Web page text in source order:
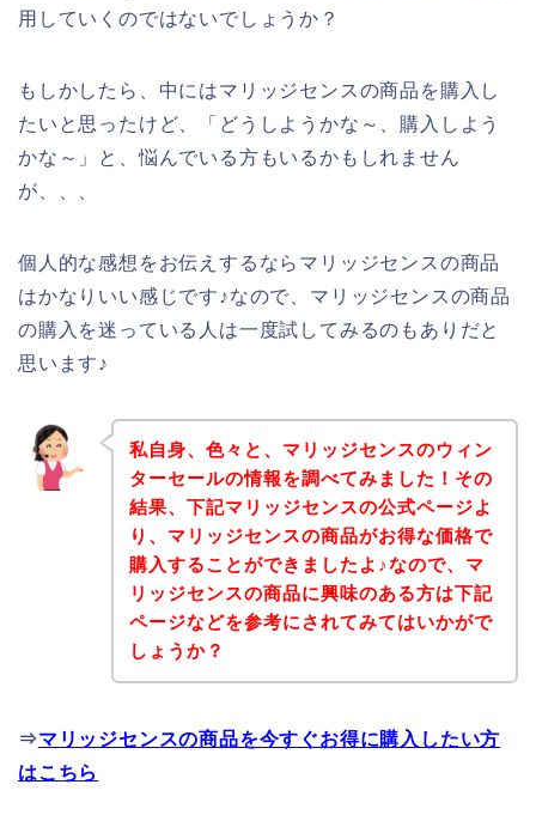
用していくのではないでしょうか？
もしかしたら、中にはマリッジセンスの商品を購入し
たいと思ったけど、「どうしようかな～、購入しよう
かな～」と、悩んでいる方もいるかもしれません
が、、、
個人的な感想をお伝えするならマリッジセンスの商品
はかなりいい感じです♪なので、マリッジセンスの商品
の購入を迷っている人は一度試してみるのもありだと
思います♪
私自身、色々と、マリッジセンスのウィン
ターセールの情報を調べてみました！その
結果、下記マリッジセンスの公式ページよ
り、マリッジセンスの商品がお得な価格で
購入することができましたよ♪なので、マ
リッジセンスの商品に興味のある方は下記
ページなどを参考にされてみてはいかがで
しょうか？
⇒マリッジセンスの商品を今すぐお得に購入したい方
はこちら